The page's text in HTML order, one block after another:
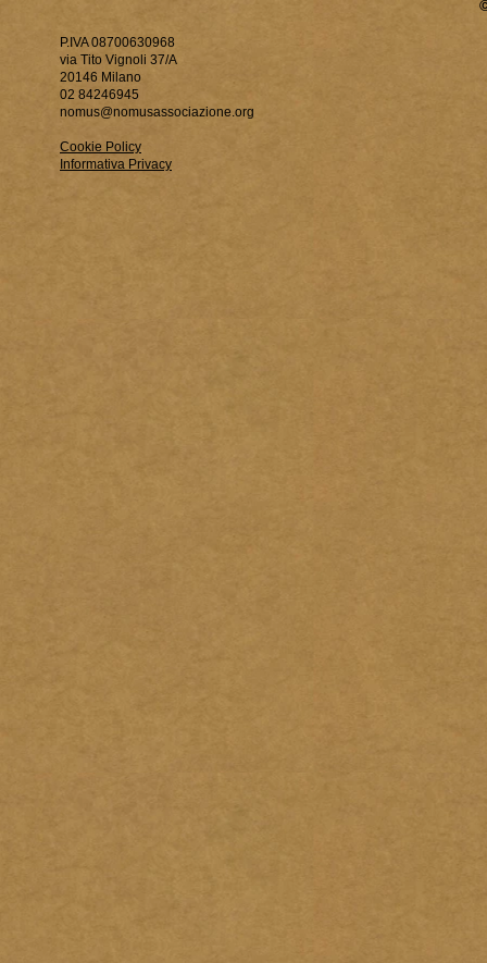
P.IVA 08700630968
via Tito Vignoli 37/A
20146 Milano
02 84246945
nomus@nomusassociazione.org
Cookie Policy
Informativa Privacy